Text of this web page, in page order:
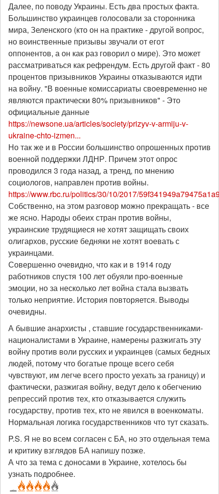
Далее, по поводу Украины. Есть два простых факта.
Большинство украинцев голосовали за сторонника
мира, Зеленского (кто он на практике - другой вопрос,
но воинственные призывы звучали от егот
оппонентов, а он как раз говорил о мире). Это может
рассматриваться как рефрендум. Есть другой факт - 80
процентов призывников Украины отказываются идти
на войну. "В военные комиссариаты своевременно не
являются практически 80% призывников" - Это
официальные данные
https://newsone.ua/articles/society/prizyv-v-armiju-v-
ukraine-chto-izmen...
Но так же и в России большинство опрошенных против
военной поддержки ЛДНР. Причем этот опрос
проводился 3 года назад, а тренд, по мнению
социологов, направлен против войны.
https://www.rbc.ru/politics/30/10/2017/
Собственно, на этом разговор можно прекращать - все
же ясно. Народы обеих стран против войны,
украинские трудящиеся не хотят защищать своих
олигархов, русские бедняки не хотят воевать с
украинцами.
Совершенно очевидно, что как и в 1914 году
работников спустя 100 лет обуяли про-военные
эмоции, но за несколько лет война стала вызвать
только неприятие. История повторяется. Выводы
очевидны.
А бывшие анархисты , ставшие государственниками-
националистами в Украине, намерены разжигать эту
войну против воли русских и украинцев (самых бедных
людей, потому что богатые проще всего себя
чувствуют, им легче всего просто уехать за границу) и
фактически, разжигая войну, ведут дело к обегчению
репрессий против тех, кто отказывается служить
государству, против тех, кто не явился в военкоматы.
Нормальная логика государственников что тут сказать.
P.S. Я не во всем согласен с БА, но это отдельная тема
и критику взглядов БА напишу позже.
А что за тема с доносами в Украине, хотелось бы
узнать подробнее.